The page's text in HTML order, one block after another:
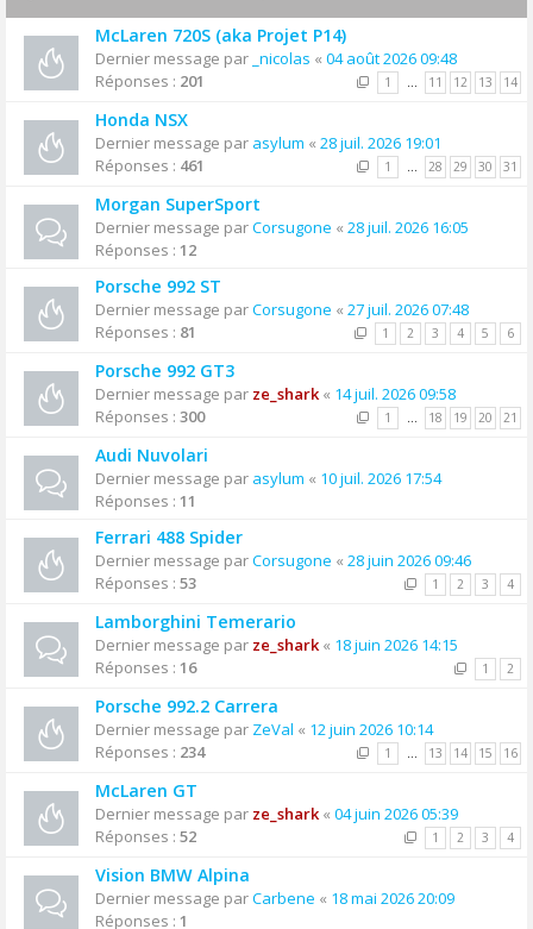
McLaren 720S (aka Projet P14)
Dernier message par _nicolas « 04 août 2026 09:48
Réponses : 201 1 … 11 12 13 14
Honda NSX
Dernier message par asylum « 28 juil. 2026 19:01
Réponses : 461 1 … 28 29 30 31
Morgan SuperSport
Dernier message parCorsugone « 28 juil. 2026 16:05
Réponses : 12
Porsche 992 ST
Dernier message parCorsugone « 27 juil. 2026 07:48
Réponses : 81 1 2 3 4 5 6
Porsche 992 GT3
Dernier message par ze_shark« 14 juil. 2026 09:58
Réponses : 300 1 … 18 19 20 21
Audi Nuvolari
Dernier message par asylum « 10 juil. 2026 17:54
Réponses : 11
Ferrari 488 Spider
Dernier message parCorsugone « 28 juin 2026 09:46
Réponses : 53 1 2 3 4
Lamborghini Temerario
Dernier message par ze_shark« 18 juin 2026 14:15
Réponses : 16 1 2
Porsche 992.2 Carrera
Dernier message par ZeVal « 12 juin 2026 10:14
Réponses : 234 1 … 13 14 15 16
McLaren GT
Dernier message par ze_shark« 04 juin 2026 05:39
Réponses : 52 1 2 3 4
Vision BMW Alpina
Dernier message parCarbene « 18 mai 2026 20:09
Réponses : 1